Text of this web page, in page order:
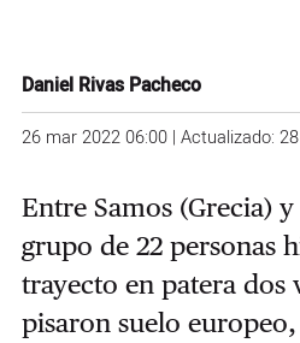
Daniel Rivas Pacheco
26 mar 2022 06:00 | Actualizado:
Entre Samos (Grecia)
grupo de 22 personas
trayecto en patera dos
pisaron suelo